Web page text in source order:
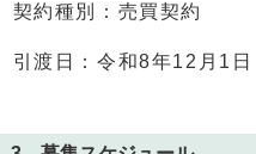
契約種別：売買契約
引渡日：令和8年12月1日